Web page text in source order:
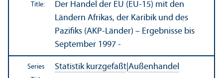
Title:
Der Handel der EU (EU-15) mit den
Ländern Afrikas, der Karibik und des
Pazifiks (AKP-Länder) – Ergebnisse bis
September 1997 -
Series
Statistik kurzgefaßt Außenhandel